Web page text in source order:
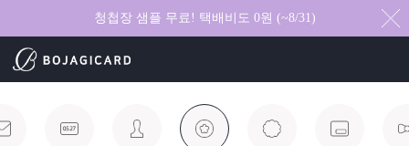
청첩장 샘플 무료! 택배비도 0원 (~8/31)